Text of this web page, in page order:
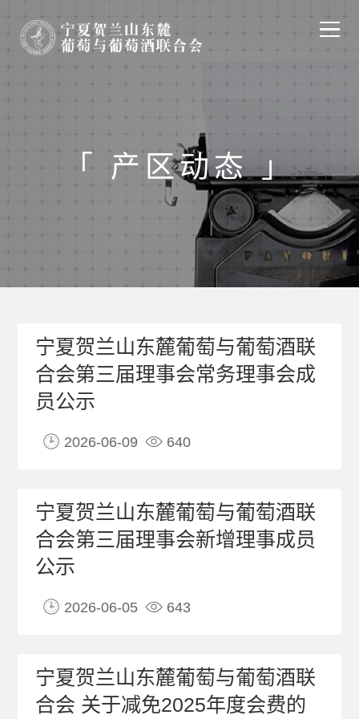
关于联合会
探索发现
产区动态
协会联盟
「 产区动态 」
宁夏贺兰山东麓葡萄与葡萄酒联
合会第三届理事会常务理事会成
员公示
2026-06-09 640
宁夏贺兰山东麓葡萄与葡萄酒联
合会第三届理事会新增理事成员
公示
2026-06-05 643
宁夏贺兰山东麓葡萄与葡萄酒联
合会 关于减免2025年度会费的